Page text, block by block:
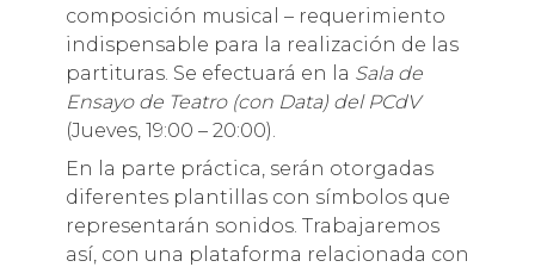
composición musical – requerimiento
indispensable para la realización de las
partituras. Se efectuará en la Sala de
Ensayo de Teatro (con Data) del PCdV
(Jueves, 19:00 – 20:00).
En la parte práctica, serán otorgadas
diferentes plantillas con símbolos que
representarán sonidos. Trabajaremos
así, con una plataforma relacionada con